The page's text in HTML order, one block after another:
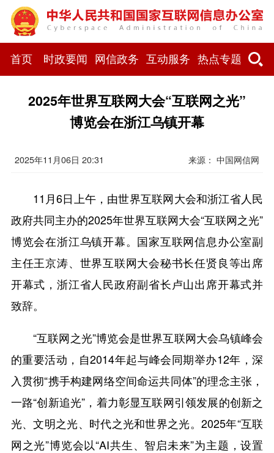
首页 时政要闻 网信政务 互动服务 热点专题
2025年世界互联网大会“互联网之光”
博览会在浙江乌镇开幕
2025年11月06日 20:31 来源：中国网信网
11月6日上午，由世界互联网大会和浙江省人民
政府共同主办的2025年世界互联网大会“互联网之光”
博览会在浙江乌镇开幕。国家互联网信息办公室副
主任王京涛、世界互联网大会秘书长任贤良等出席
开幕式，浙江省人民政府副省长卢山出席开幕式并
致辞。
“互联网之光”博览会是世界互联网大会乌镇峰会
的重要活动，自2014年起与峰会同期举办12年，深
入贯彻“携手构建网络空间命运共同体”的理念主张，
一路“创新追光”，着力彰显互联网引领发展的创新之
光、文明之光、时代之光和世界之光。2025年“互联
网之光”博览会以“AI共生、智启未来”为主题，设置